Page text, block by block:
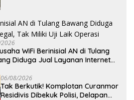
WiFi Berinisial AN di Tulang
Diduga Jual Layanan Internet
06/08/2026
Tak Berkutik! Komplotan Curanmor
Residivis Dibekuk Polisi, Delapan